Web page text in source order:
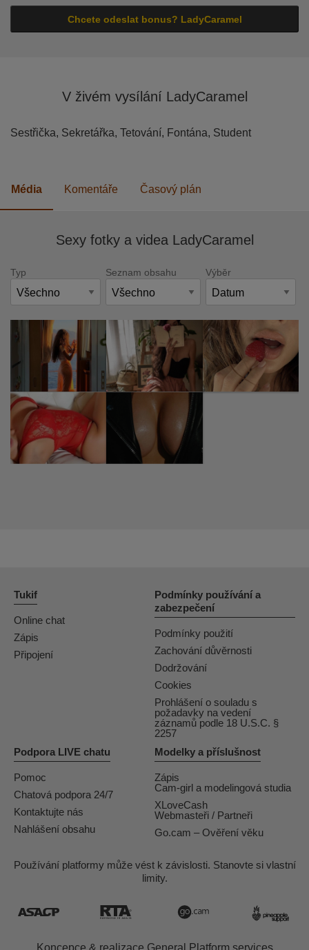
Chcete odeslat bonus? LadyCaramel
V živém vysílání LadyCaramel
Sestřička, Sekretářka, Tetování, Fontána, Student
Média Komentáře Časový plán
Sexy fotky a videa LadyCaramel
Typ Seznam obsahu Výběr
Tukif
Online chat
Zápis
Připojení
Podmínky používání a
zabezpečení
Podmínky použití
Zachování důvěrnosti
Dodržování
Cookies
Prohlášení o souladu s
požadavky na vedení
záznamů podle 18 U.S.C. §
2257
Podpora LIVE chatu
Pomoc
Chatová podpora 24/7
Kontaktujte nás
Nahlášení obsahu
Modelky a příslušnost
Zápis
Cam-girl a modelingová studia
XLoveCash
Webmasteři / Partneři
Go.cam – Ověření věku
Používání platformy může vést k závislosti. Stanovte si vlastní
limity.
Koncepce & realizace General Platform services